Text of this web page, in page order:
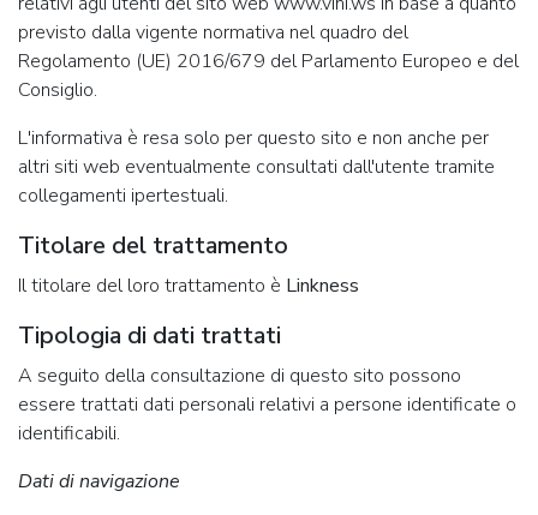
previsto dalla vigente normativa nel quadro del
Regolamento (UE) 2016/679 del Parlamento Europeo e del
Consiglio.
L'informativa è resa solo per questo sito e non anche per
altri siti web eventualmente consultati dall'utente tramite
collegamenti ipertestuali.
Titolare del trattamento
Il titolare del loro trattamento è Linkness
Tipologia di dati trattati
A seguito della consultazione di questo sito possono
essere trattati dati personali relativi a persone identificate o
identificabili.
Dati di navigazione